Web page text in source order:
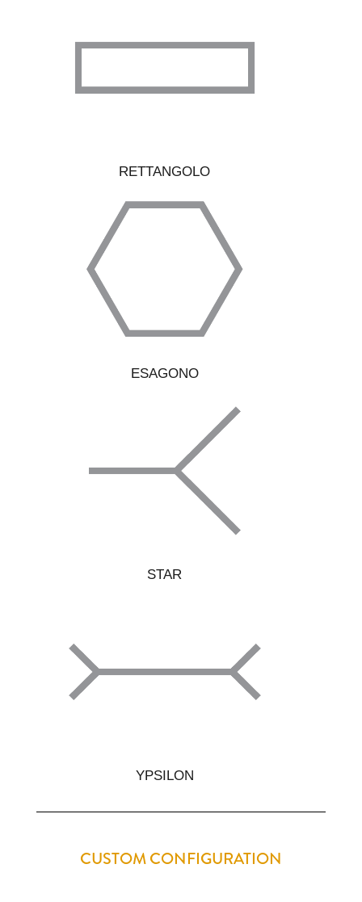
RETTANGOLO
ESAGONO
STAR
YPSILON
CUSTOM CONFIGURATION